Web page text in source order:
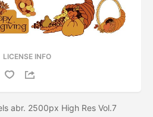
LICENSE INFO
abr. 2500px High Res Vol.7